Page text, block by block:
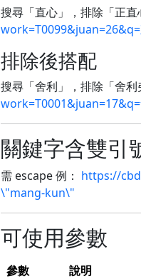
搜尋「直心」，排除「正
排除後搭配
搜尋「舍利」，排除「舍
關鍵字含雙引
需 escape 例： https://
\"mang-kun\"
可使用參數
參數
說明